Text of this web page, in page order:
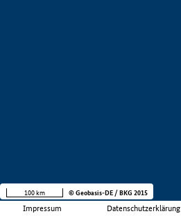
Impressum Datenschutzerklärung
100 km © Geobasis-DE / BKG 2015